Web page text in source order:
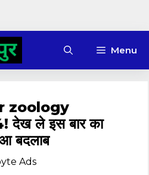
Menu
zoology
ले इस बार का
बदलाब
Ads